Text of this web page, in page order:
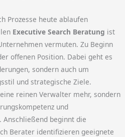
Prozesse heute ablaufen
Executive Search Beratung ist
vermuten. Zu Beginn
offenen Position. Dabei geht es
sondern auch um
und strategische Ziele.
reinen Verwalter mehr, sondern
und
beginnt die
Berater identifizieren geeignete